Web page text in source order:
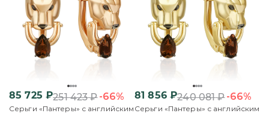
85 725 ₽251 423₽-66%
Серьги «Пантеры» с английским
81 856₽240 081₽-66%
Серьги «Пантеры» с английским